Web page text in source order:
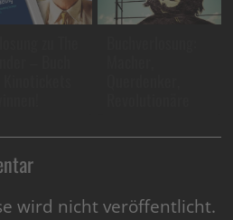
wird nicht veröffentlicht.